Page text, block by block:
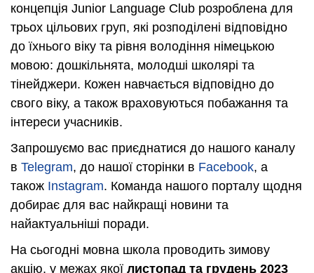
концепція Junior Language Club розроблена для
трьох цільових груп, які розподілені відповідно
до їхнього віку та рівня володіння німецькою
мовою: дошкільнята, молодші школярі та
тінейджери. Кожен навчається відповідно до
свого віку, а також враховуються побажання та
інтереси учасників.
Запрошуємо вас приєднатися до нашого каналу
в Telegram, до нашої сторінки в Facebook, а
також Instagram. Команда нашого порталу щодня
добирає для вас найкращі новини та
найактуальніші поради.
На сьогодні мовна школа проводить зимову
акцію, у межах якої листопад та грудень 2023